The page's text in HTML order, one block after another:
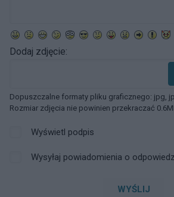
Dodaj zdjęcie:
Dopuszczalne formaty pliku graficznego: jpg,
Rozmiar zdjęcia nie powinien przekraczać
Wyświetl podpis
Wysyłaj powiadomienia o
WYŚLIJ